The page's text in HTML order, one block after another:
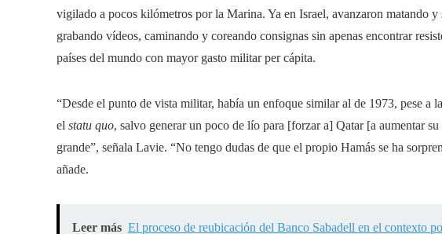
vigilado a pocos kilómetros por la Marina. Ya en Israel, avanzaron matando
grabando vídeos, caminando y coreando consignas sin apenas encontrar
países del mundo con mayor gasto militar per cápita.
“Desde el punto de vista militar, había un enfoque similar al de 1973, pese a
el statu quo, salvo generar un poco de lío para [forzar a] Qatar [a aumentar
grande”, señala Lavie. “No tengo dudas de que el propio Hamás se ha
añade.
Leer más El proceso de reubicación del Banco Sabadell en el contexto